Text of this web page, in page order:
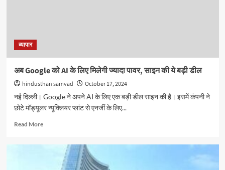
व्यापार
अब Google को AI के लिए मिलेगी ज्यादा पावर, साइन की ये बड़ी डील
hindusthan samvad
October 17, 2024
नई दिल्ली। Google ने अपने AI के लिए एक बड़ी डील साइन की है। इसमें कंपनी ने
छोटे मॉड्यूलर न्यूक्लियर प्लांट से एनर्जी के लिए...
Read MoreRead